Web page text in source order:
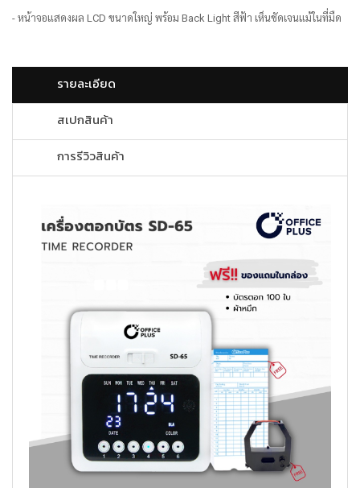
- หน้าจอแสดงผล LCD ขนาดใหญ่ พร้อม Back Light สีฟ้า เห็นชัดเจนแม้ในที่มืด
รายละเอียด
สเปกสินค้า
การรีวิวสินค้า